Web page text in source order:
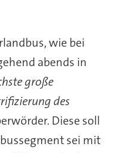
wie bei
abends in
große
des
Diese soll
sei mit